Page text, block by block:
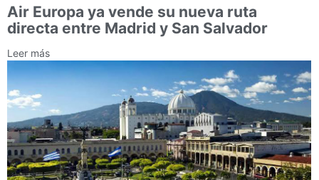
Air Europa ya vende su nueva ruta
directa entre Madrid y San Salvador
Leer más